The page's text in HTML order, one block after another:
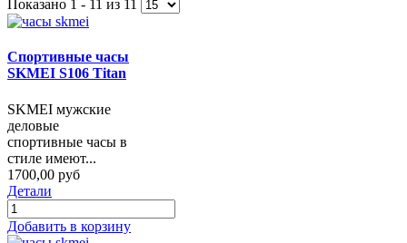
Показано 1 - 11 из 11
Спортивные часы
SKMEI S106 Titan
SKMEI мужские
деловые
спортивные часы в
стиле имеют...
1700,00 руб
Детали
Добавить в корзину